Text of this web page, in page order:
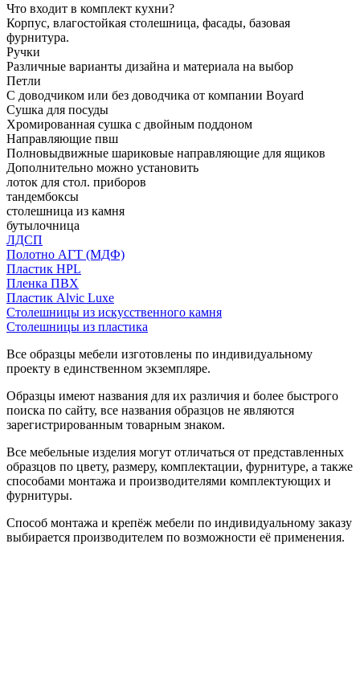
Что входит в комплект кухни?
Корпус, влагостойкая столешница, фасады, базовая
фурнитура.
Ручки
Различные варианты дизайна и материала на выбор
Петли
С доводчиком или без доводчика от компании Boyard
Сушка для посуды
Хромированная сушка с двойным поддоном
Направляющие пвш
Полновыдвижные шариковые направляющие для ящиков
Дополнительно можно установить
лоток для стол. приборов
тандембоксы
столешница из камня
бутылочница
ЛДСП
Полотно АГТ (МДФ)
Пластик HPL
Пленка ПВХ
Пластик Alvic Luxe
Столешницы из искусственного камня
Столешницы из пластика
Все образцы мебели изготовлены по индивидуальному
проекту в единственном экземпляре.
Образцы имеют названия для их различия и более быстрого
поиска по сайту, все названия образцов не являются
зарегистрированным товарным знаком.
Все мебельные изделия могут отличаться от представленных
образцов по цвету, размеру, комплектации, фурнитуре, а также
способами монтажа и производителями комплектующих и
фурнитуры.
Способ монтажа и крепёж мебели по индивидуальному заказу
выбирается производителем по возможности её применения.